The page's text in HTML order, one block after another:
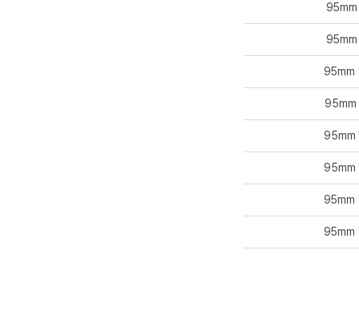
95mm
95mm
95mm
95mm
95mm
95mm